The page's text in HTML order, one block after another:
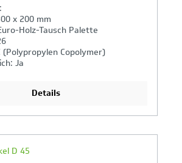
x 200 mm
Holz-Tausch Palette
(Polypropylen Copolymer)
Ja
Details
ist voll